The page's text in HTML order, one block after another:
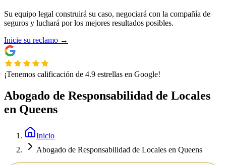
Su equipo legal construirá su caso, negociará con la compañía de
seguros y luchará por los mejores resultados posibles.
Inicie su reclamo →
¡Tenemos calificación de 4.9 estrellas en Google!
Abogado de Responsabilidad de Locales
en Queens
Inicio
Abogado de Responsabilidad de Locales en Queens